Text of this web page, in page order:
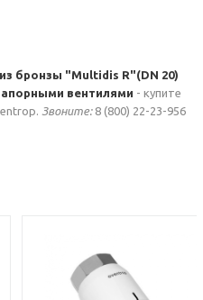
бронзы "Multidis R"(DN 20)
вентилями - купите
Звоните:8 (800) 22-23-956